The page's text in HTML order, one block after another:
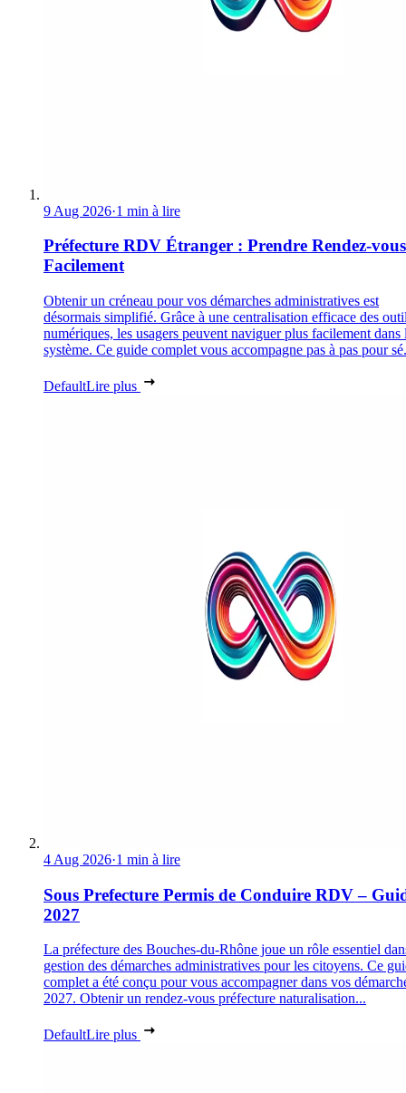
9 Aug 2026·1 min à lire
Préfecture RDV Étranger : Prendre Rendez-vous
Facilement
Obtenir un créneau pour vos démarches administratives est
désormais simplifié. Grâce à une centralisation efficace des
numériques, les usagers peuvent naviguer plus facilement dans
système. Ce guide complet vous accompagne pas à pas pour
DefaultLire plus
4 Aug 2026·1 min à lire
Sous Prefecture Permis de Conduire RDV –
2027
La préfecture des Bouches-du-Rhône joue un rôle essentiel
gestion des démarches administratives pour les citoyens. Ce
complet a été conçu pour vous accompagner dans vos
2027. Obtenir un rendez-vous préfecture naturalisation...
DefaultLire plus